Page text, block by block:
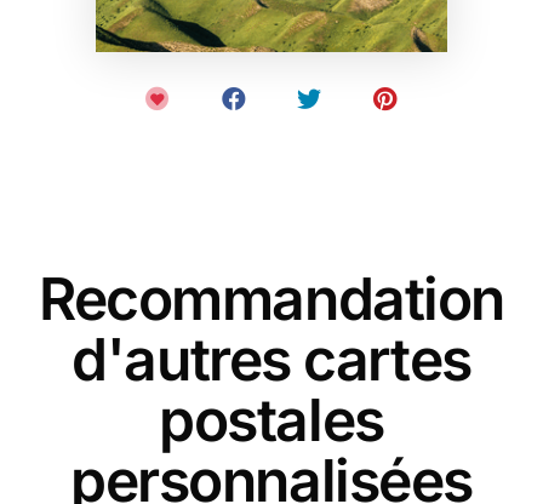
Recommandation
d'autres cartes
postales
personnalisées